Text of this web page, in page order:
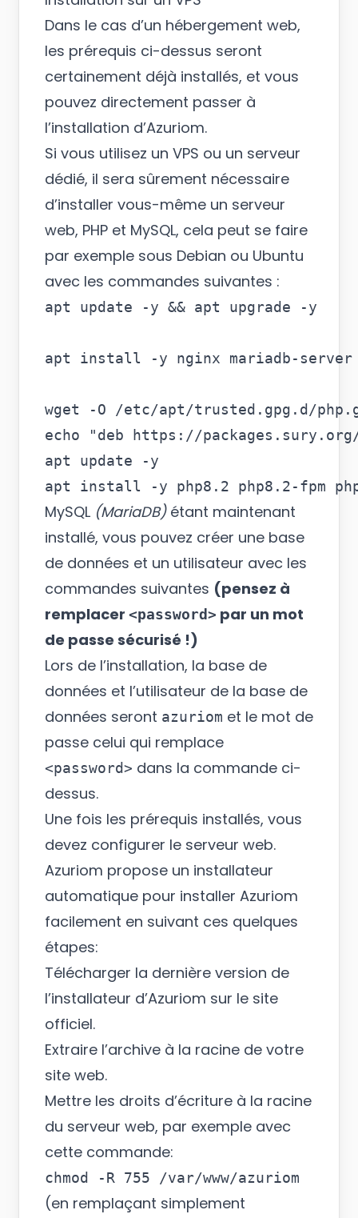
Dans le cas d’un hébergement web,
les prérequis ci-dessus seront
certainement déjà installés, et vous
pouvez directement passer à
l’installation d’Azuriom.
Si vous utilisez un VPS ou un serveur
dédié, il sera sûrement nécessaire
d’installer vous-même un serveur
web, PHP et MySQL, cela peut se faire
par exemple sous Debian ou Ubuntu
avec les commandes suivantes :
apt update -y && apt upgrade -y
apt install -y nginx mariadb-
wget -O /etc/apt/trusted.gpg.d/
echo "deb https://
apt update -y
MySQL (MariaDB)étant maintenant
installé, vous pouvez créer une base
de données et un utilisateur avec les
commandes suivantes (pensez à
remplacer <password> par un mot
de passe sécurisé !)
Lors de l’installation, la base de
données et l’utilisateur de la base de
données seront azuriom et le mot de
passe celui qui remplace
<password> dans la commande ci-
dessus.
Une fois les prérequis installés, vous
devez configurer le serveur web.
Azuriom propose un installateur
automatique pour installer Azuriom
facilement en suivant ces quelques
étapes:
Télécharger la dernière version de
l’installateur d’Azuriom sur le site
officiel.
Extraire l’archive à la racine de votre
site web.
Mettre les droits d’écriture à la racine
du serveur web, par exemple avec
cette commande:
(en remplaçant simplement